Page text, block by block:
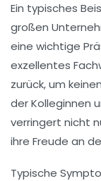
Ein typisches
großen
eine wichtige
exzellentes
zurück, um
der Kolleginnen
verringert nicht
ihre Freude an
Typische